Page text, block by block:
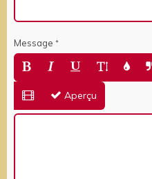
Message
Aperçu